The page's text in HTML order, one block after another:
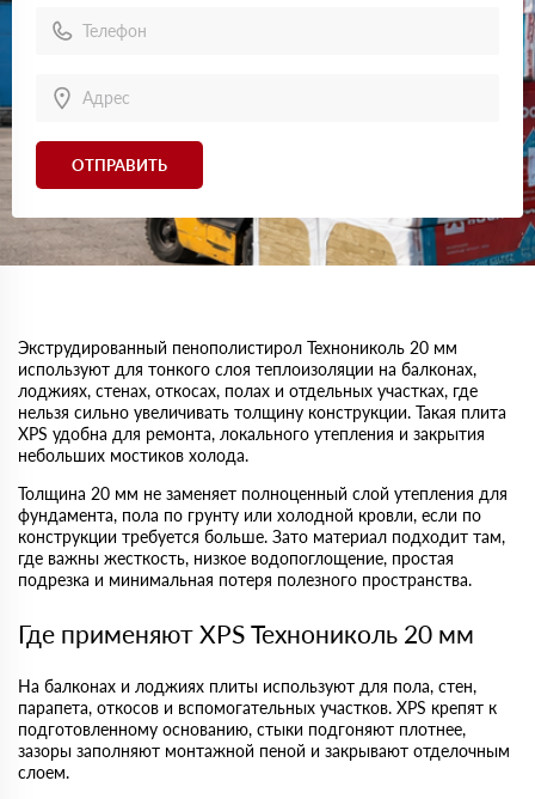
ОТПРАВИТЬ
Экструдированный пенополистирол Технониколь 20 мм
используют для тонкого слоя теплоизоляции на балконах,
лоджиях, стенах, откосах, полах и отдельных участках, где
нельзя сильно увеличивать толщину конструкции. Такая плита
XPS удобна для ремонта, локального утепления и закрытия
небольших мостиков холода.
Толщина 20 мм не заменяет полноценный слой утепления для
фундамента, пола по грунту или холодной кровли, если по
конструкции требуется больше. Зато материал подходит там,
где важны жесткость, низкое водопоглощение, простая
подрезка и минимальная потеря полезного пространства.
Где применяют XPS Технониколь 20 мм
На балконах и лоджиях плиты используют для пола, стен,
парапета, откосов и вспомогательных участков. XPS крепят к
подготовленному основанию, стыки подгоняют плотнее,
зазоры заполняют монтажной пеной и закрывают отделочным
слоем.